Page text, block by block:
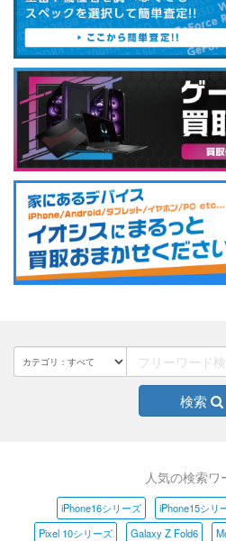
検索
人気の検索ワ
iPhone16シリーズ iPhone15シリ
Pixel 10シリーズ
Galaxy Z Fold6